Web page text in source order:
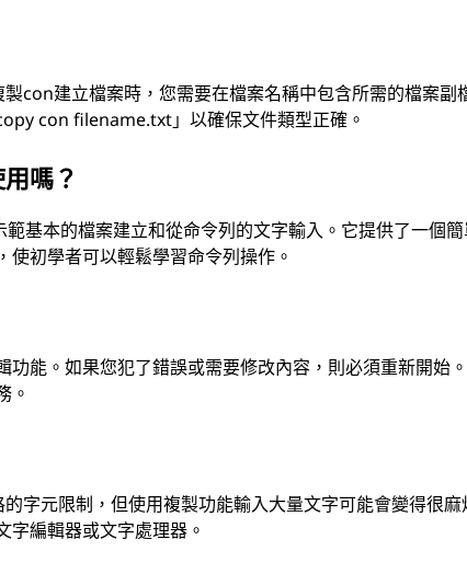
con建立檔案時，您需要在檔案名稱中包含所需的檔案副
con filename.txt」以確保文件類型正確。
嗎？
基本的檔案建立和從命令列的文字輸入。它提供了一個
初學者可以輕鬆學習命令列操作。
能。如果您犯了錯誤或需要修改內容，則必須重新開始
。
字元限制，但使用複製功能輸入大量文字可能會變得很麻
編輯器或文字處理器。